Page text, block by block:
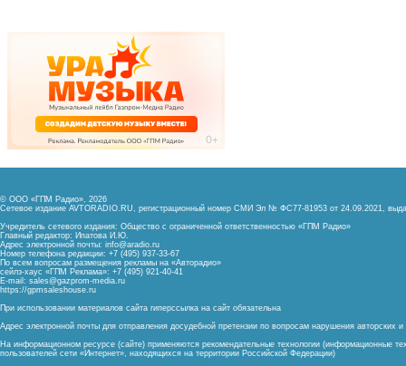
© ООО «ГПМ Радио», 2026
Сетевое издание AVTORADIO.RU, регистрационный номер СМИ Эл № ФС77-81953 от 24.09.2021,
Учредитель сетевого издания: Общество с ограниченной ответственностью «ГПМ Радио»
Главный редактор: Ипатова И.Ю.
Адрес электронной почты: info@aradio.ru
Номер телефона редакции: +7 (495) 937-33-67
По всем вопросам размещения рекламы на «Авторадио»
сейлз-хаус «ГПМ Реклама»: +7 (495) 921-40-41
E-mail: sales@gazprom-media.ru
https://gpmsaleshouse.ru
При использовании материалов сайта гиперссылка на сайт обязательна
Адрес электронной почты для отправления досудебной претензии по вопросам нарушения авторских
На информационном ресурсе (сайте) применяются рекомендательные технологии (информационные
пользователей сети «Интернет», находящихся на территории Российской Федерации)